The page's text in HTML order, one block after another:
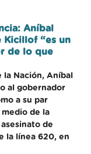
Aníbal
Kicillof “es un
de lo que
la Nación, Aníbal
al gobernador
a su par
de la
de
la línea 620, en